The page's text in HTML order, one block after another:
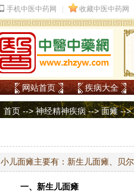
网站首页 疾病大全
首页 -->神经精神疾病-->面瘫-->
小儿面瘫主要有：新生儿面瘫、贝
一、新生儿面瘫